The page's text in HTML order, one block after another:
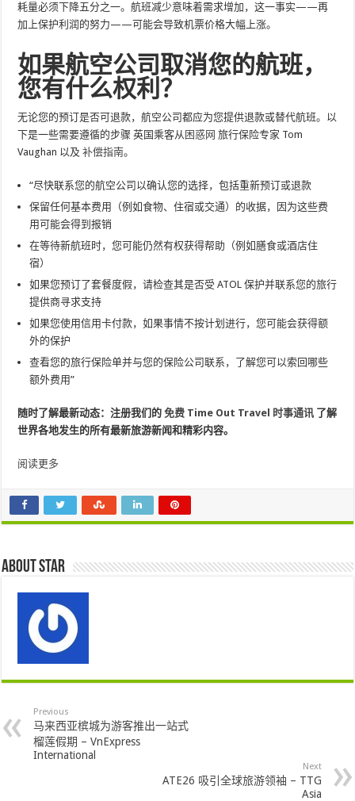
耗量必须下降五分之一。航班减少意味着需求增加，这一事实——再
加上保护利润的努力——可能会导致机票价格大幅上涨。
如果航空公司取消您的航班，
您有什么权利？
无论您的预订是否可退款，航空公司都应为您提供退款或替代航班。以
下是一些需要遵循的步骤英国乘客从 困惑网 旅行保险专家 Tom
Vaughan 以及补偿指南。
“尽快联系您的航空公司以确认您的选择，包括重新预订或退款
保留任何基本费用（例如食物、住宿或交通）的收据，因为这些费
用可能会得到报销
在等待新航班时，您可能仍然有权获得帮助（例如膳食或酒店住
宿）
如果您预订了套餐度假，请检查其是否受 ATOL 保护并联系您的旅行
提供商寻求支持
如果您使用信用卡付款，如果事情不按计划进行，您可能会获得额
外的保护
查看您的旅行保险单并与您的保险公司联系，了解您可以索回哪些
额外费用”
随时了解最新动态：注册我们的免费 Time Out Travel 时事通讯 了解
世界各地发生的所有最新旅游新闻和精彩内容。
阅读更多
About star
Previous
马来西亚槟城为游客推出一站式
榴莲假期 – VnExpress
International
Next
ATE26 吸引全球旅游领袖 – TTG
Asia